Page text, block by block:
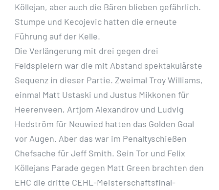
Köllejan, aber auch die Bären blieben gefährlich.
Stumpe und Kecojevic hatten die erneute
Führung auf der Kelle.
Die Verlängerung mit drei gegen drei
Feldspielern war die mit Abstand spektakulärste
Sequenz in dieser Partie. Zweimal Troy Williams,
einmal Matt Ustaski und Justus Mikkonen für
Heerenveen, Artjom Alexandrov und Ludvig
Hedström für Neuwied hatten das Golden Goal
vor Augen. Aber das war im Penaltyschießen
Chefsache für Jeff Smith. Sein Tor und Felix
Köllejans Parade gegen Matt Green brachten den
EHC die dritte CEHL-Meisterschaftsfinal-